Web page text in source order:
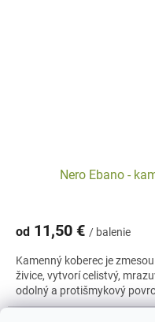
Nero Ebano -
od 11,50 € / balenie
Kamenný koberec je
živice, vytvorí celistvý,
odolný a protišmykový